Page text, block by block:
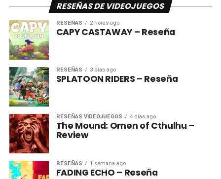
RESEÑAS DE VIDEOJUEGOS
RESEÑAS 2 horas ago
CAPY CASTAWAY – Reseña
RESEÑAS 3 días ago
SPLATOON RIDERS – Reseña
RESEÑAS VIDEOJUEGOS 4 días ago
The Mound: Omen of Cthulhu –
Review
RESEÑAS 1 semana ago
FADING ECHO – Reseña